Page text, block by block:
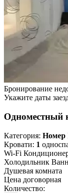
Бронирование
Укажите даты
Одноместный
Категория: Номер
Кровати: 1
Wi-Fi
Холодильник
Душевая комната
Цена договорная
Количество: